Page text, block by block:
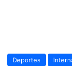
Deportes